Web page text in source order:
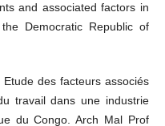
and associated factors in
Democratic Republic of
des facteurs associés
travail dans une industrie
du Congo. Arch Mal Prof